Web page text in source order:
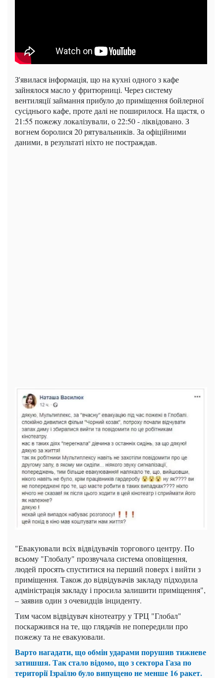
З'явилася інформація, що на кухні одного з кафе
зайнялося масло у фритюрниці. Через систему
вентиляції займання прибуло до приміщення бойлерної
сусіднього кафе, проте далі не поширилося. На щастя, о
21:55 пожежу локалізували, о 22:50 - ліквідовано. З
вогнем боролися 20 рятувальників. За офіційними
даними, в результаті ніхто не постраждав.
"Евакуювали всіх відвідувачів торгового центру. По
всьому "Глобалу" прозвучала система оповіщення,
людей просять спуститися на перший поверх і вийти з
приміщення. Також до відвідувачів закладу підходила
адміністрація закладу і просила залишити приміщення",
– заявив один з очевидців інциденту.
Тим часом відвідувач кінотеатру у ТРЦ "Глобал"
поскаржився на те, що глядачів не попередили про
пожежу та не евакуювали.
Варто нагадати, що обмін ударами порушив тижневе
затишшя. Так стало відомо, що з сектора Газа по
території Ізраїлю було випущено не менше 16 ракет.